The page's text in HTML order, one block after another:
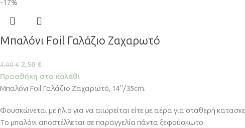
-17%
Μπαλόνι Foil Γαλάζιο Ζαχαρωτό
3,00€ 2,50 €
Προσθήκη στο καλάθι
Μπαλόνι Foil Γαλάζιο Ζαχαρωτό, 14''/35cm.
Φουσκώνεται με ήλιο για να αιωρείται είτε με αέρα για σταθερή
Το μπαλόνι αποστέλλεται σε παραγγελία πάντα ξεφούσκωτο.